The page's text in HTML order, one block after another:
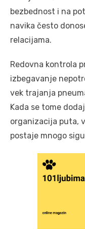
bezbednost i na
navika često
relacijama.
Redovna kontrola
izbegavanje
vek trajanja
Kada se tome
organizacija puta,
postaje mnogo